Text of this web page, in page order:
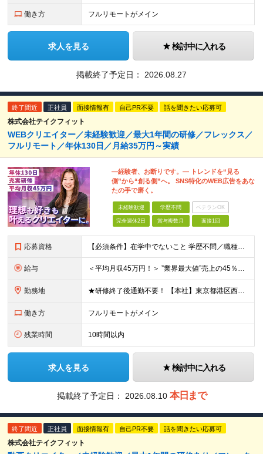
働き方 フルリモートがメイン
求人を見る 検討中に入れる
掲載終了予定日： 2026.08.27
終了間近 正社員 面接情報有 自己PR不要 話を聞きたい応募可
株式会社テイクフィット
WEBクリエイター／未経験歓迎／最大1年間の研修／フレックス／
フルリモート／年休130日／月給35万円～実績
―経験者、お断りです。― トレンドを“見る
側”から“創る側”へ。 SNS特化のWEB広告をあな
たの手で磨く。
未経験歓迎 学歴不問 ベテランOK
完全週休2日 賞与複数月 面接1回
応募資格 【必須条件】在学中でないこと 学歴不問／職種未経験／業種未経験／社会人未経験／第二新卒／ブランクOK ◎応募時に特別な経験やスキルは必要ありません。 意欲・人柄重視の採用です！ ＼こんなあなた
給与 ＜平均月収45万円！＞ ”業界最大値”売上の45％以上をそのまま支給。 月給25万円以上＋インセンティブ ※研修後、月給35万円スタートの実績あり！ ◎経験・能力を考慮し決定します。 ◎頑張りに応じ
勤務地 ★研修終了後通勤不要！ 【本社】東京都港区西麻布1-2-14デュオ・スカーラ西麻布タワーウエスト 602号室 【品川支社】東京都品川区西五反田5-23-3BLOCKS目黒不動前3階 【大阪支社】大阪
働き方 フルリモートがメイン
残業時間 10時間以内
求人を見る 検討中に入れる
掲載終了予定日： 2026.08.10 本日まで
終了間近 正社員 面接情報有 自己PR不要 話を聞きたい応募可
株式会社テイクフィット